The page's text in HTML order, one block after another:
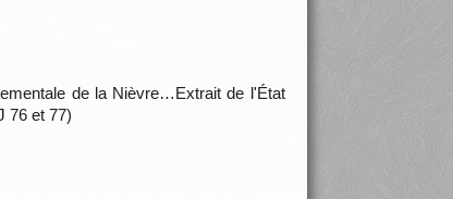
de la Nièvre…Extrait de l'État
76 et 77)